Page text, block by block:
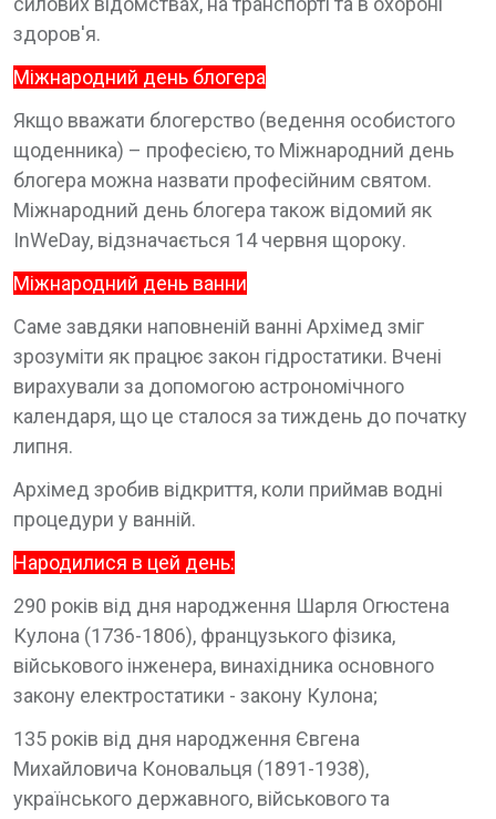
здоров'я.
Міжнародний день блогера
Якщо вважати блогерство (ведення особистого
щоденника) – професією, то Міжнародний день
блогера можна назвати професійним святом.
Міжнародний день блогера також відомий як
InWeDay, відзначається 14 червня щороку.
Міжнародний день ванни
Саме завдяки наповненій ванні Архімед зміг
зрозуміти як працює закон гідростатики. Вчені
вирахували за допомогою астрономічного
календаря, що це сталося за тиждень до початку
липня.
Архімед зробив відкриття, коли приймав водні
процедури у ванній.
Народилися в цей день:
290 років від дня народження Шарля Огюстена
Кулона (1736-1806), французького фізика,
військового інженера, винахідника основного
закону електростатики - закону Кулона;
135 років від дня народження Євгена
Михайловича Коновальця (1891-1938),
українського державного, військового та